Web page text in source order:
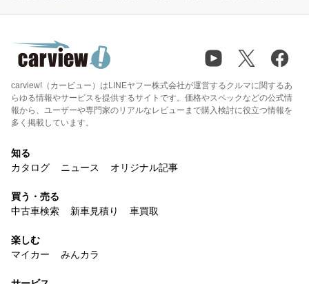
carview!（カービュー）はLINEヤフー株式会社が運営するクルマに関するあ
らゆる情報やサービスを提供するサイトです。価格やスペックなどの公式情
報から、ユーザーや専門家のリアルなレビューまで購入検討に役立つ情報を
多く掲載しています。
知る
カタログ
ニュース オリジナル記事
買う・売る
中古車検索
新車見積り 車買取
楽しむ
マイカー
みんカラ